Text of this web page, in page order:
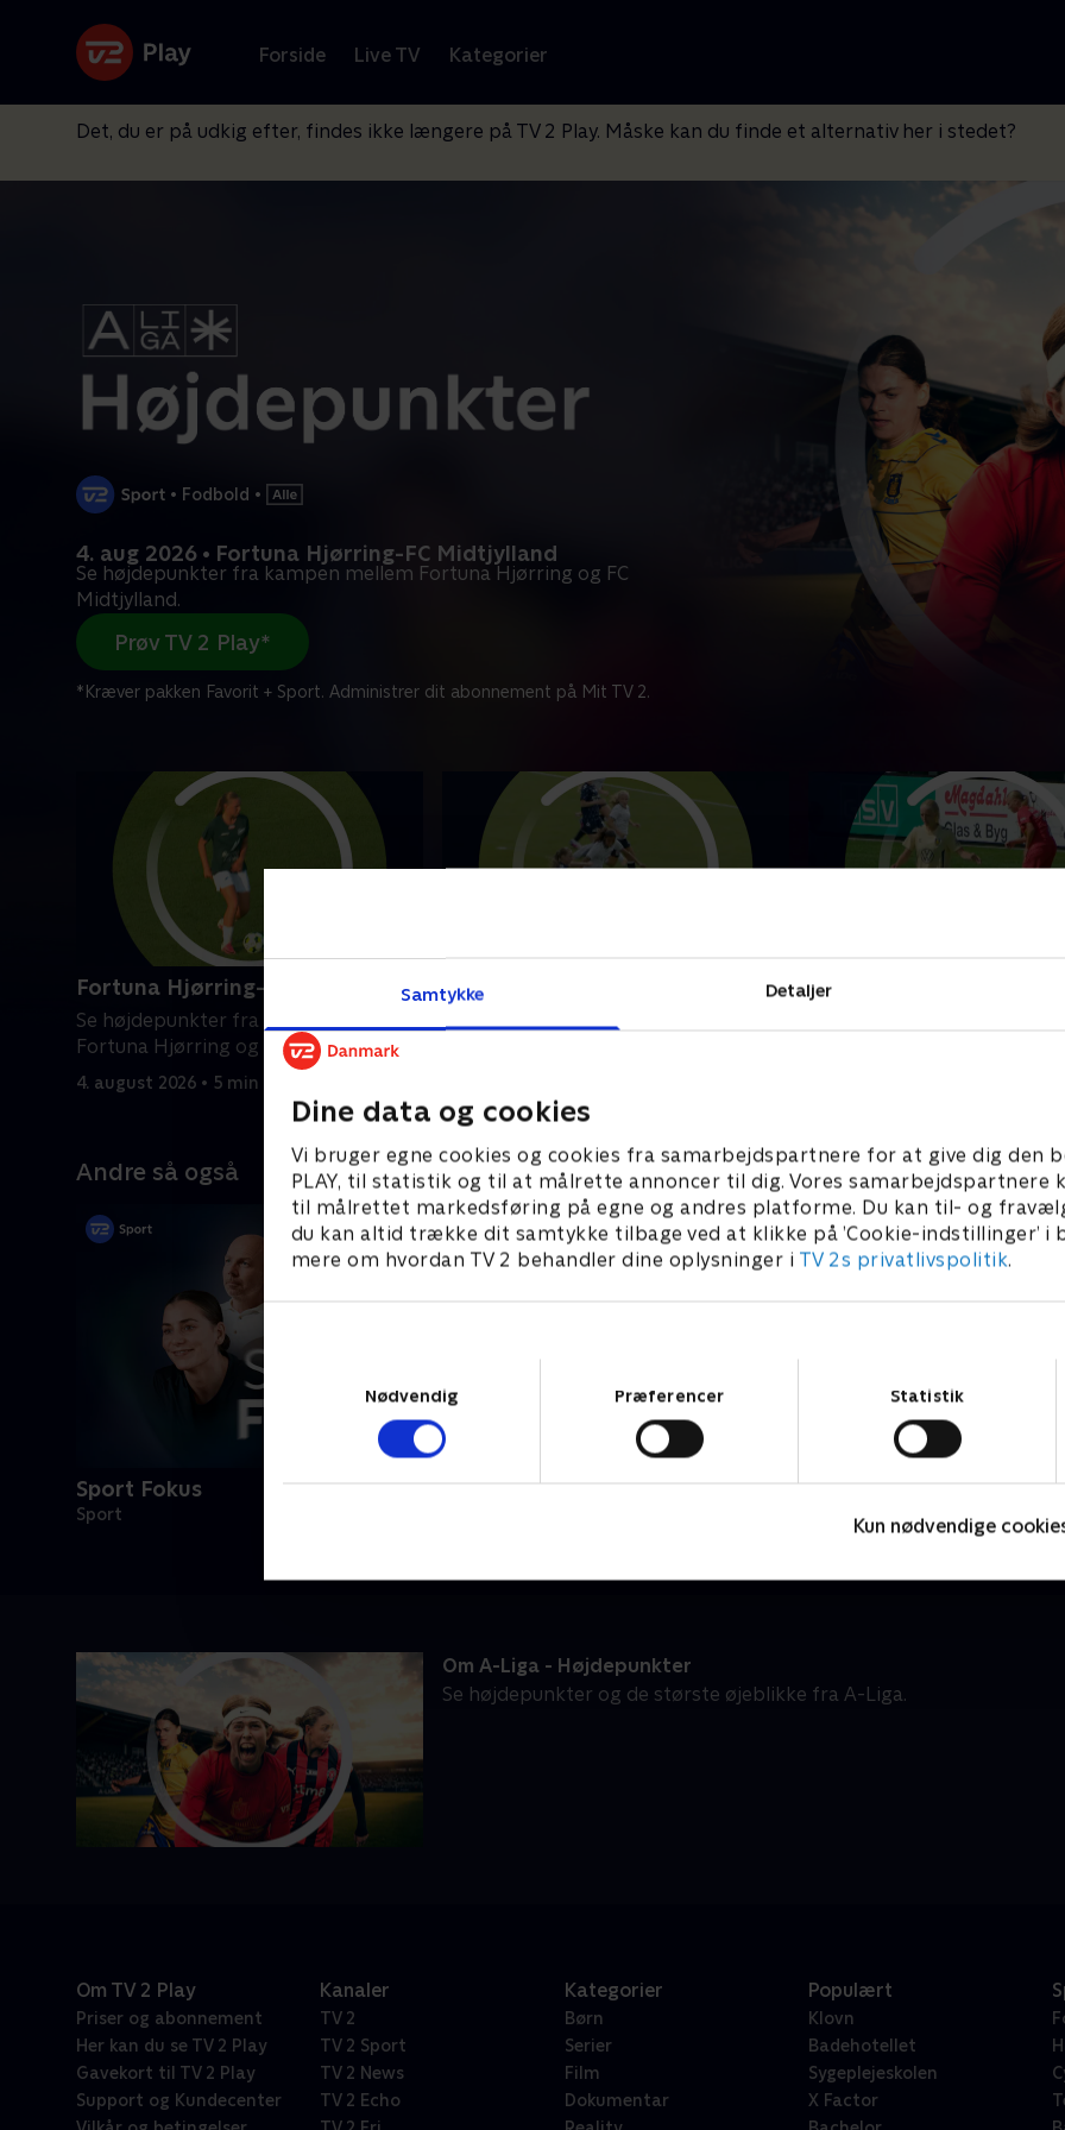
Samtykke Detaljer
Dine data og cookies
Vi bruger egne cookies og cookies fra samarbejdspartnere for at give dig den
PLAY, til statistik og til at målrette annoncer til dig. Vores samarbejdspartnere
til målrettet markedsføring på egne og andres platforme. Du kan til- og
du kan altid trække dit samtykke tilbage ved at klikke på ’Cookie-indstillinger’ i
mere om hvordan TV 2 behandler dine oplysninger i TV 2s privatlivspolitik.
Nødvendig
Præferencer Statistik
Kun nødvendige
Forside Live TV Kategorier
Det, du er på udkig efter, findes ikke længere på TV 2 Play. Måske kan du finde et alternativ her i stedet?
• Fodbold •
4. aug 2026 • Fortuna Hjørring-FC Midtjylland
Se højdepunkter fra kampen mellem Fortuna Hjørring og FC
Midtjylland.
Prøv TV 2 Play*
*Kræver pakken Favorit + Sport. Administrer dit abonnement på Mit TV 2.
Fortuna Hjørring-FC Midtjylland
Se højdepunkter fra kampen mellem
Fortuna Hjørring og FC Midtjylland.
4. august 2026 • 5 min
AGF-Kolding IF
Se højdepunkter fra kampen mellem
Brøndby IF-FC
Andre så også
Sport Fokus
Sport
Om A-Liga - Højdepunkter
Se højdepunkter og de største øjeblikke fra A-Liga.
Om TV 2 Play
Priser og abonnement
Her kan du se TV 2 Play
Gavekort til TV 2 Play
Support og Kundecenter
Kanaler
TV 2
TV 2 Sport
TV 2 News
TV 2 Echo
Kategorier
Børn
Serier
Film
Dokumentar
Populært
Klovn
Badehotellet
Sygeplejeskolen
X Factor